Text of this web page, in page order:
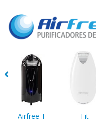
Airfree T Fit